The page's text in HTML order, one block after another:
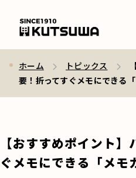
ホーム トピックス
要！折ってすぐメモにできる
【おすすめポイント
ぐメモにできる「メモ